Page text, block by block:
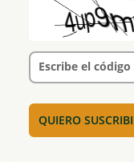
Escribe el código